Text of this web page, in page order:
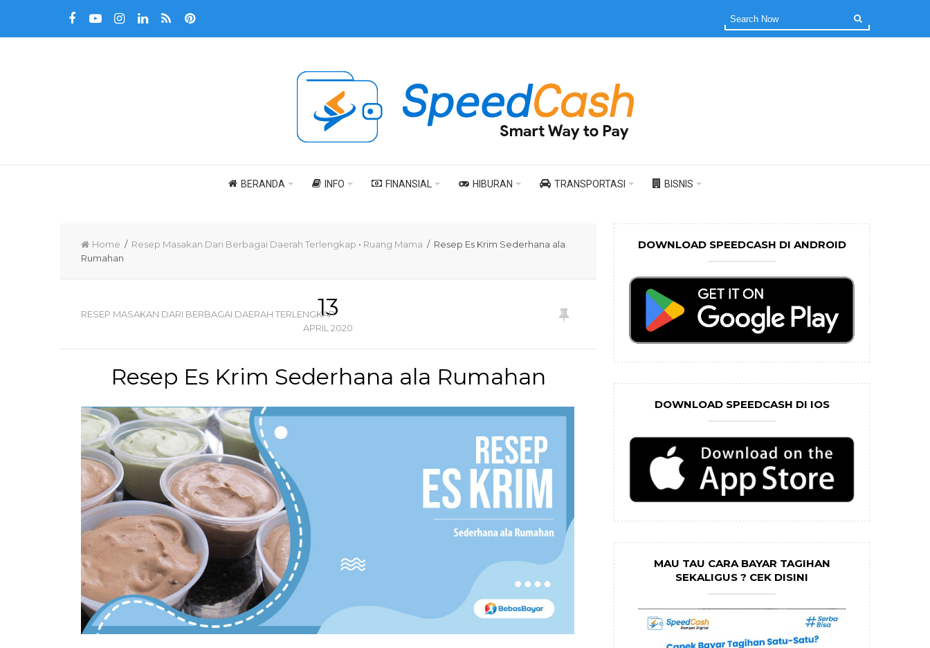
BERANDA INFO FINANSIAL HIBURAN TRANSPORTASI BISNIS
Home / Resep Masakan Dari Berbagai Daerah Terlengkap • Ruang Mama / Resep Es Krim Sederhana ala
Rumahan
13
APRIL2020
RESEP MASAKAN DARI BERBAGAI DAERAH TERLENGKAP
Resep Es Krim Sederhana ala Rumahan
DOWNLOAD SPEEDCASH DI ANDROID
DOWNLOAD SPEEDCASH DI IOS
MAU TAU CARA BAYAR TAGIHAN
SEKALIGUS ? CEK DISINI